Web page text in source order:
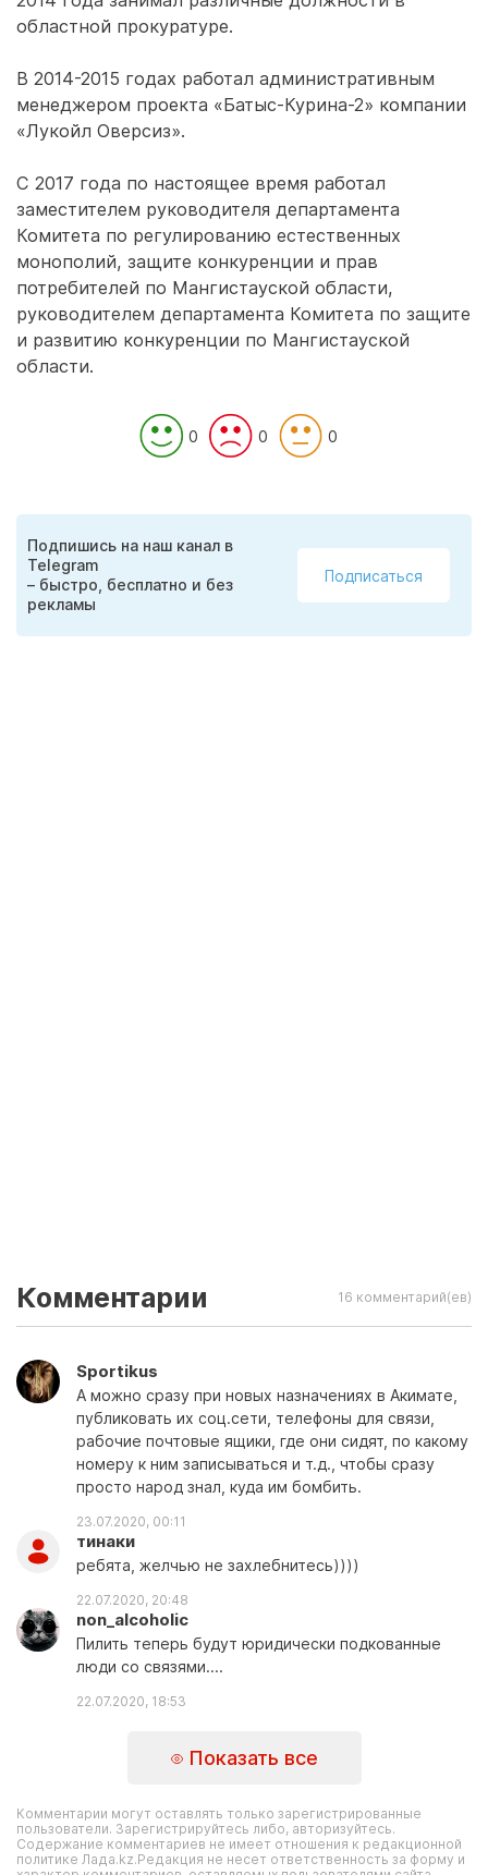
областной прокуратуре.
В 2014-2015 годах работал административным
менеджером проекта «Батыс-Курина-2» компании
«Лукойл Оверсиз».
С 2017 года по настоящее время работал
заместителем руководителя департамента
Комитета по регулированию естественных
монополий, защите конкуренции и прав
потребителей по Мангистауской области,
руководителем департамента Комитета по защите
и развитию конкуренции по Мангистауской
области.
0 0 0
Подпишись на наш канал в
Telegram
– быстро, бесплатно и без
рекламы
Подписаться
Комментарии 16 комментарий(ев)
Sportikus
А можно сразу при новых назначениях в Акимате,
публиковать их соц.сети, телефоны для связи,
рабочие почтовые ящики, где они сидят, по какому
номеру к ним записываться и т.д., чтобы сразу
просто народ знал, куда им бомбить.
23.07.2020, 00:11
тинаки
ребята, желчью не захлебнитесь))))
22.07.2020, 20:48
non_alcoholic
Пилить теперь будут юридически подкованные
люди со связями....
22.07.2020, 18:53
Показать все
Комментарии могут оставлять только зарегистрированные
пользователи. Зарегистрируйтесь либо, авторизуйтесь.
Содержание комментариев не имеет отношения к редакционной
политике Лада.kz.Редакция не несет ответственность за форму и